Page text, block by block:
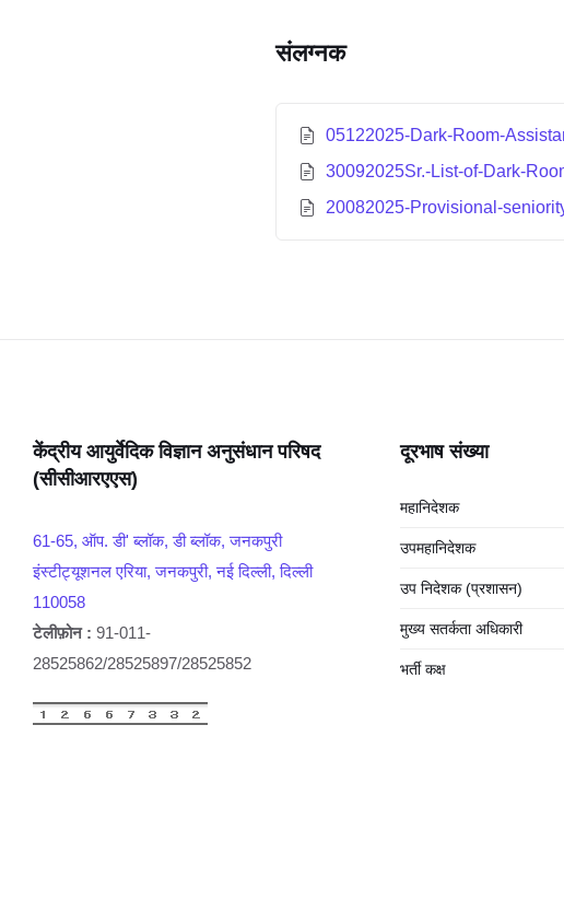
संलग्नक
05122025-Dark-Room-
30092025Sr.-List-of-Dark-
20082025-Provisional-
केंद्रीय आयुर्वेदिक विज्ञान अनुसंधान परिषद
(सीसीआरएएस)
61-65, ऑप. डी' ब्लॉक, डी ब्लॉक, जनकपुरी
इंस्टीट्यूशनल एरिया, जनकपुरी, नई दिल्ली, दिल्ली
110058
टेलीफ़ोन : 91-011-
28525862/28525897/28525852
दूरभाष संख्या
महानिदेशक
उपमहानिदेशक
उप निदेशक (प्रशासन)
मुख्य सतर्कता अधिकारी
भर्ती कक्ष